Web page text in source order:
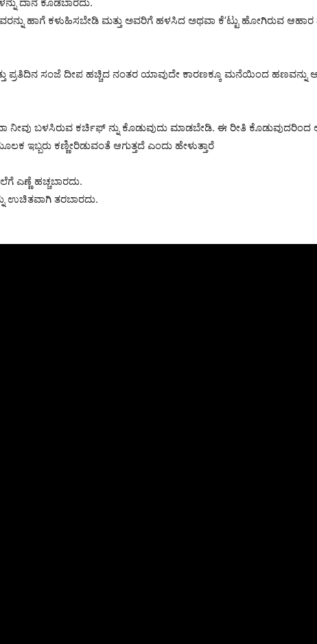
ಹಾಗೆ ಕಳುಹಿಸಬೇಡಿ ಮತ್ತು ಅವರಿಗೆ ಹಳಸಿದ ಅಥವಾ ಕೆ’ಟ್ಟು ಹೋಗಿರುವ ಆಹಾರ
ಪ್ರತಿದಿನ ಸಂಜೆ ದೀಪ ಹಚ್ಚಿದ ನಂತರ ಯಾವುದೇ ಕಾರಣಕ್ಕೂ ಮನೆಯಿಂದ
ನೀವು ಬಳಸಿರುವ ಕರ್ಚಿಫ್ ನ್ನು ಕೊಡುವುದು ಮಾಡಬೇಡಿ. ಈ ರೀತಿ
ಇಬ್ಬರು ಕಣ್ಣೀರಿಡುವಂತೆ ಆಗುತ್ತದೆ ಎಂದು ಹೇಳುತ್ತಾರೆ
ಎಣ್ಣೆ ಹಚ್ಚಬಾರದು.
ಉಚಿತವಾಗಿ ತರಬಾರದು.